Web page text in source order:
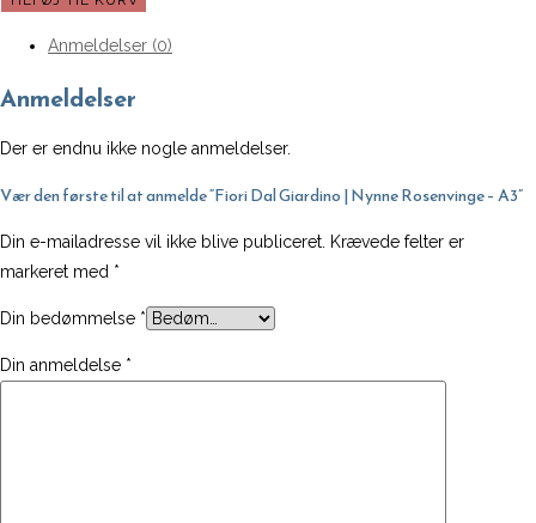
Nynne
-
antal
Anmeldelser (0)
Anmeldelser
Der er endnu ikke nogle anmeldelser.
Vær den første til at anmelde “Fiori Dal Giardino | Nynne Rosenvinge – A3”
Din e-mailadresse vil ikke blive publiceret. Krævede felter er
markeret med *
Din bedømmelse *
Din anmeldelse *